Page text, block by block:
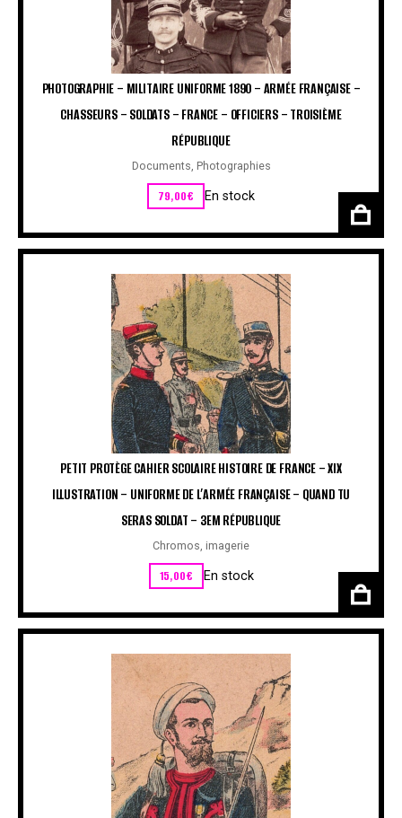
PHOTOGRAPHIE – MILITAIRE UNIFORME 1890 – ARMÉE FRANÇAISE –
CHASSEURS – SOLDATS – FRANCE – OFFICIERS – TROISIÈME
RÉPUBLIQUE
Documents, Photographies
79,00€ En stock
PETIT PROTÈGE CAHIER SCOLAIRE HISTOIRE DE FRANCE – XIX
ILLUSTRATION – UNIFORME DE L’ARMÉE FRANÇAISE – QUAND TU
SERAS SOLDAT – 3EM RÉPUBLIQUE
Chromos, imagerie
15,00€ En stock